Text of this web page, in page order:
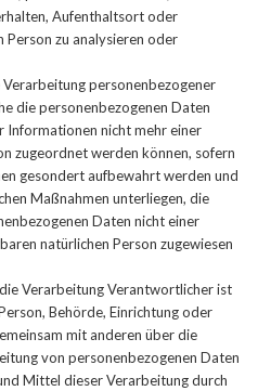
Aufenthaltsort oder
zu analysieren oder
personenbezogener
die personenbezogenen Daten
Informationen nicht mehr einer
zugeordnet werden können, sofern
gesondert aufbewahrt werden und
Maßnahmen unterliegen, die
Daten nicht einer
natürlichen Person zugewiesen
Verarbeitung Verantwortlicher ist
Behörde, Einrichtung oder
mit anderen über die
von personenbezogenen Daten
Mittel dieser Verarbeitung durch